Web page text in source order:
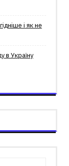
і як не
в Україну